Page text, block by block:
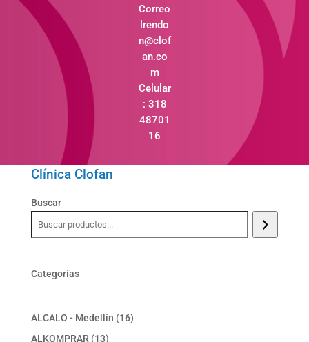
Correo
lrendo
n@clof
an.co
m
Celular
: 318
48701
16
Clínica Clofan
Buscar
Categorías
ALCALO - Medellín 1616
ALKOMPRAR 1313